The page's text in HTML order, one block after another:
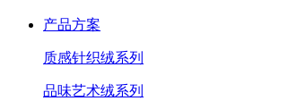
产品方案
质感针织绒系列
品味艺术绒系列